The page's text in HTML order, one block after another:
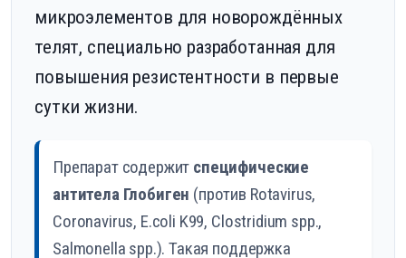
микроэлементов для новорождённых
телят, специально разработанная для
повышения резистентности в первые
сутки жизни.
Препарат содержит специфические
антитела Глобиген (против Rotavirus,
Coronavirus, E.coli K99, Clostridium spp.,
Salmonella spp.). Такая поддержка